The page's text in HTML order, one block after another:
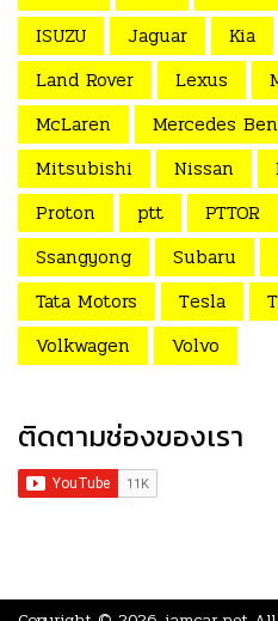
ISUZU
Jaguar Kia
Land Rover
Lexus
McLaren
Mercedes
Mitsubishi
Nissan
Proton
ptt PTTOR
Ssangyong
Subaru
Tata Motors
Tesla
Volkwagen
Volvo
ติดตามช่องของเรา